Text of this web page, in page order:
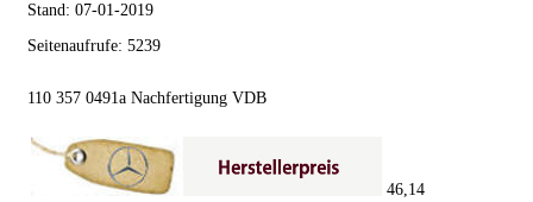
Stand: 07-01-2019
Seitenaufrufe: 5239
110 357 0491a Nachfertigung VDB
46,14